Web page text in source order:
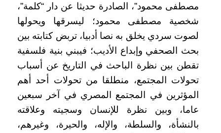
مصطفى محمود”، الصادرة حديثا عن دار “كلمة”،
شخصية مصطفى محمود؛ ليسرقها ويحولها
لصوت سردي يخلق به نصا أدبيا، تربض كتابته بين
بحث الصحفي وإبداع الأديب؛ فيبني بنية فلسفية
تقطن بين نظرة الباحث في التاريخ عن أسباب
تحولات المجتمع، منطلقا من تحولات أحد أهم
المؤثرين في المجتمع المصري في آخر سبعين
عاما، وبين نظرة للإنسان وسجيته وعلاقته
بالنشأة، والسلطة، والإله، والحيرة، وغيرهم،